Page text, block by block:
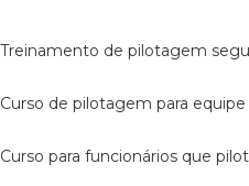
treinamento de pilotagem
curso de pilotagem para
curso para funcionários que